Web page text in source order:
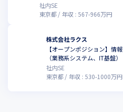
社内SE
東京都
年収 : 567-966万円
株式会社ラクス
【オープンポジション】情
（業務系システム、IT基盤
社内SE
東京都
年収 : 530-1000万円